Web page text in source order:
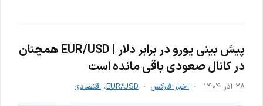
پیش بینی یورو در برابر دلار | EUR/USD همچنان
در کانال صعودی باقی مانده است
۲۸ آذر ۱۴۰۴ اخبار فارکس EUR/USD، اقتصادی